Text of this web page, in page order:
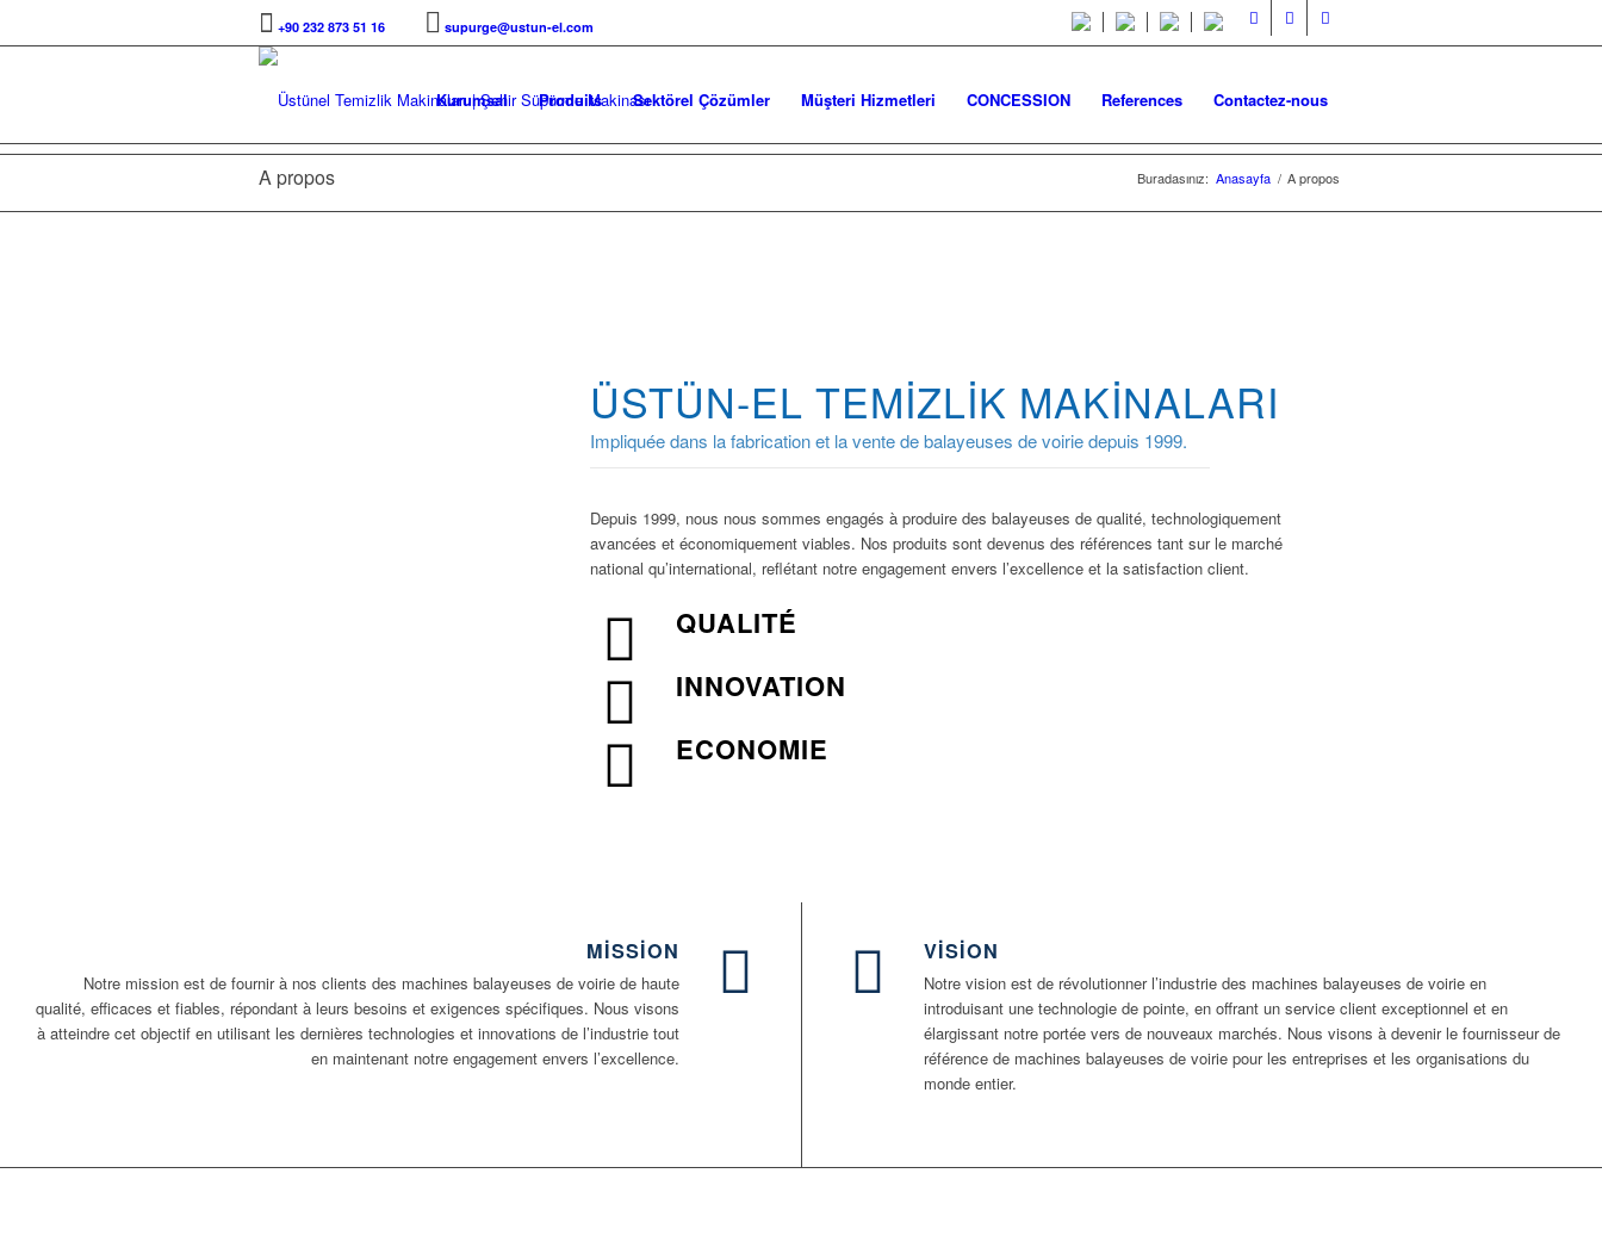
+90 232 873 51 16 supurge@ustun-el.com
Kurumsal Produits Sektörel Çözümler Müşteri Hizmetleri CONCESSION References Contactez-nous
A propos Buradasınız: Anasayfa / A propos
ÜSTÜN-EL TEMIZLIK MAKINALARI
Impliquée dans la fabrication et la vente de balayeuses de voirie depuis 1999.
Depuis 1999, nous nous sommes engagés à produire des balayeuses de qualité, technologiquement
avancées et économiquement viables. Nos produits sont devenus des références tant sur le marché
national qu’international, reflétant notre engagement envers l’excellence et la satisfaction client.
QUALITÉ
INNOVATION
ECONOMIE
MISSION
Notre mission est de fournir à nos clients des machines balayeuses de voirie de haute
qualité, efficaces et fiables, répondant à leurs besoins et exigences spécifiques. Nous visons
à atteindre cet objectif en utilisant les dernières technologies et innovations de l’industrie tout
en maintenant notre engagement envers l’excellence.
VISION
Notre vision est de révolutionner l’industrie des machines balayeuses de voirie en
introduisant une technologie de pointe, en offrant un service client exceptionnel et en
élargissant notre portée vers de nouveaux marchés. Nous visons à devenir le fournisseur de
référence de machines balayeuses de voirie pour les entreprises et les organisations du
monde entier.